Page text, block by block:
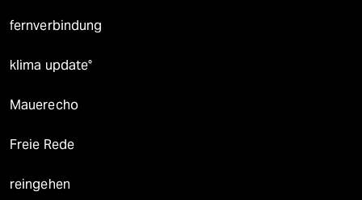
fernverbindung
klima update°
Mauerecho
Freie Rede
reingehen